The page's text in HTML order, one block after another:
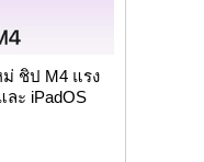
ม่ ชิป M4 แรง
ละ iPadOS